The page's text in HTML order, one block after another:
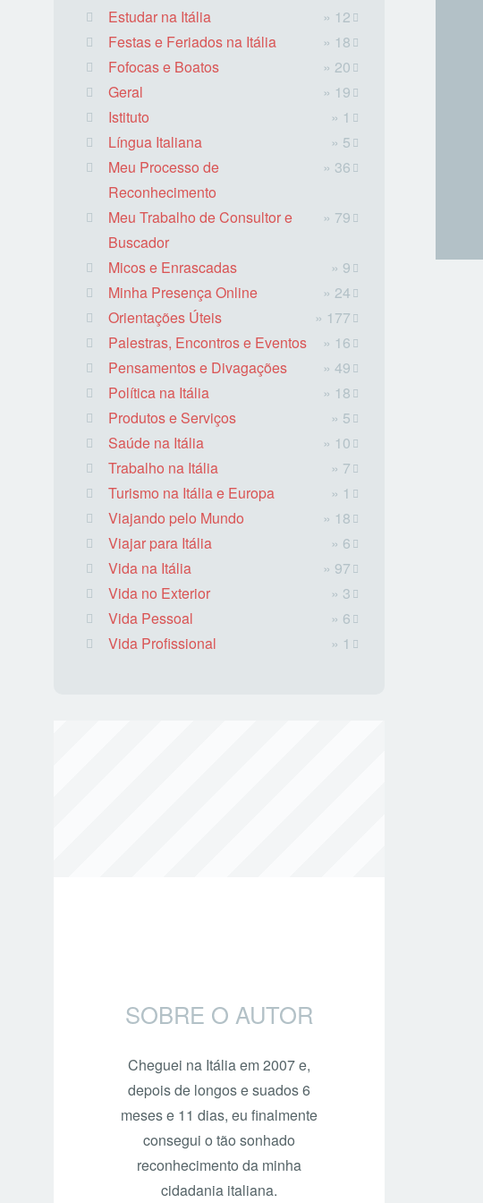
Estudar na Itália
» 12
Festas e Feriados na Itália
» 18
Fofocas e Boatos
» 20
Geral
» 19
Istituto
» 1
Língua Italiana
» 5
Meu Processo de
Reconhecimento
» 36
Meu Trabalho de Consultor e
Buscador
» 79
Micos e Enrascadas
» 9
Minha Presença Online
» 24
Orientações Úteis
» 177
Palestras, Encontros e Eventos
» 16
Pensamentos e Divagações
» 49
Política na Itália
» 18
Produtos e Serviços
» 5
Saúde na Itália
» 10
Trabalho na Itália
» 7
Turismo na Itália e Europa
» 1
Viajando pelo Mundo
» 18
Viajar para Itália
» 6
Vida na Itália
» 97
Vida no Exterior
» 3
Vida Pessoal
» 6
Vida Profissional
» 1
SOBRE O AUTOR
Cheguei na Itália em 2007 e,
depois de longos e suados 6
meses e 11 dias, eu finalmente
consegui o tão sonhado
reconhecimento da minha
cidadania italiana.